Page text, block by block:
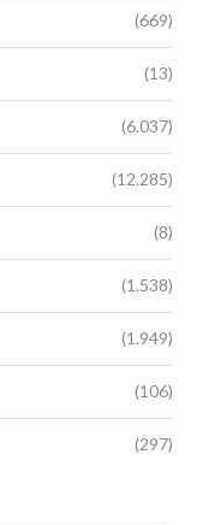
(669)
(13)
(6.037)
(12.285)
(8)
(1.538)
(1.949)
(106)
(297)